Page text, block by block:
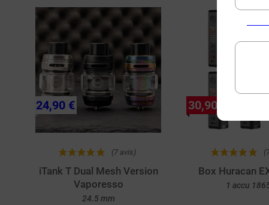
(7 avis)
iTank T Dual Mesh Version
Vaporesso
24.5 mm
24,90 €
Box Huracan
1 accu
30,90 €